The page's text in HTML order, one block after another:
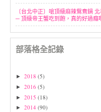
〔台北中正〕嗆頂級麻辣鴛鴦鍋
─ 頂級帝王蟹吃到飽，真的好過癮
部落格全記錄
► 2018 (5)
► 2016 (5)
► 2015 (18)
► 2014 (90)